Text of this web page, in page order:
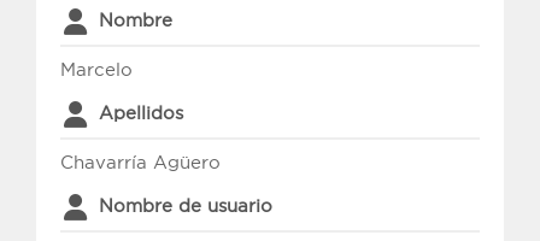
Nombre
Marcelo
Apellidos
Chavarría Agüero
Nombre de usuario